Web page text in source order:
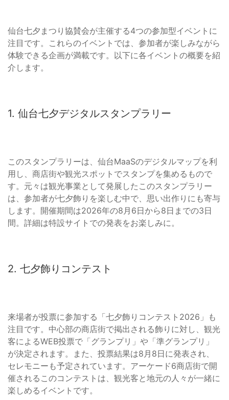
仙台七夕まつり協賛会が主催する4つの参加型イベントに
注目です。これらのイベントでは、参加者が楽しみながら
体験できる企画が満載です。以下に各イベントの概要を紹
介します。
1. 仙台七夕デジタルスタンプラリー
このスタンプラリーは、仙台MaaSのデジタルマップを利
用し、商店街や観光スポットでスタンプを集めるもので
す。元々は観光事業として発展したこのスタンプラリー
は、参加者が七夕飾りを楽しむ中で、思い出作りにも寄与
します。開催期間は2026年の8月6日から8日までの3日
間。詳細は特設サイトでの発表をお楽しみに。
2. 七夕飾りコンテスト
来場者が投票に参加する「七夕飾りコンテスト2026」も
注目です。中心部の商店街で掲出される飾りに対し、観光
客によるWEB投票で「グランプリ」や「準グランプリ」
が決定されます。また、投票結果は8月8日に発表され、
セレモニーも予定されています。アーケード6商店街で開
催されるこのコンテストは、観光客と地元の人々が一緒に
楽しめるイベントです。